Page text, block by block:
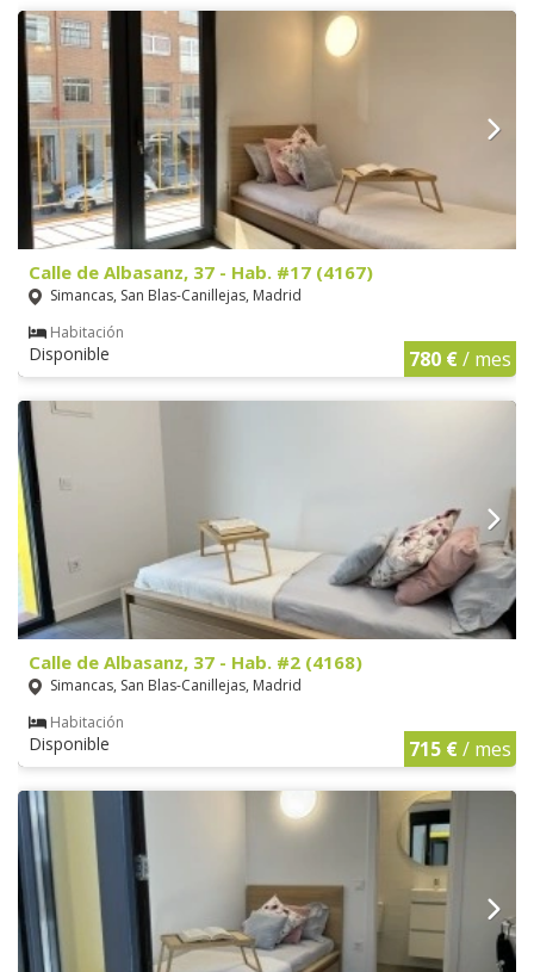
Calle de Albasanz, 37 - Hab. #17 (4167)
Simancas, San Blas-Canillejas, Madrid
Habitación
Disponible 780 €/ mes
Calle de Albasanz, 37 - Hab. #2 (4168)
Simancas, San Blas-Canillejas, Madrid
Habitación
Disponible 715 €/ mes